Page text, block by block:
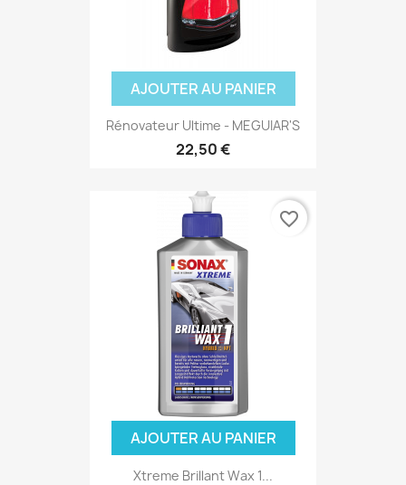
AJOUTER AU PANIER
Rénovateur Ultime - MEGUIAR'S
22,50 €
AJOUTER AU PANIER
Xtreme Brillant Wax 1...
favorite_border